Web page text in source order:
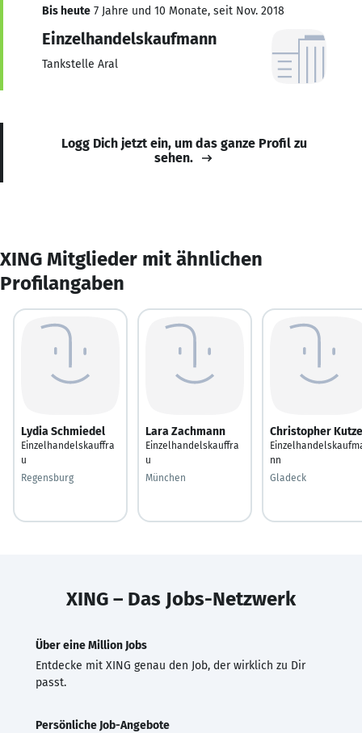
Bis heute 7 Jahre und 10 Monate, seit Nov. 2018
Einzelhandelskaufmann
Tankstelle Aral
Logg Dich jetzt ein, um das ganze Profil zu
sehen.
XING Mitglieder mit ähnlichen
Profilangaben
Lydia Schmiedel
Einzelhandelskauffra
u
Regensburg
Lara Zachmann
Einzelhandelskauffra
u
München
Christopher
nn
Gladeck
XING – Das Jobs-Netzwerk
Über eine Million Jobs
Entdecke mit XING genau den Job, der wirklich zu Dir
passt.
Persönliche Job-Angebote